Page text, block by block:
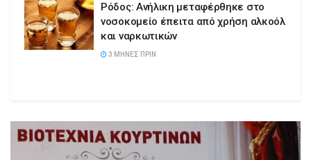
Ρόδος: Ανήλικη μεταφέρθηκε στο
νοσοκομείο έπειτα από χρήση αλκοόλ
και ναρκωτικών
3 ΜΉΝΕΣ ΠΡΙΝ